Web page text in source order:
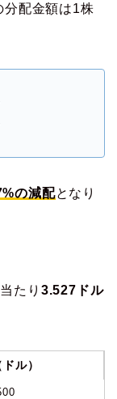
分配金額は1株
の減配となり
たり 3.527ドル
ル）